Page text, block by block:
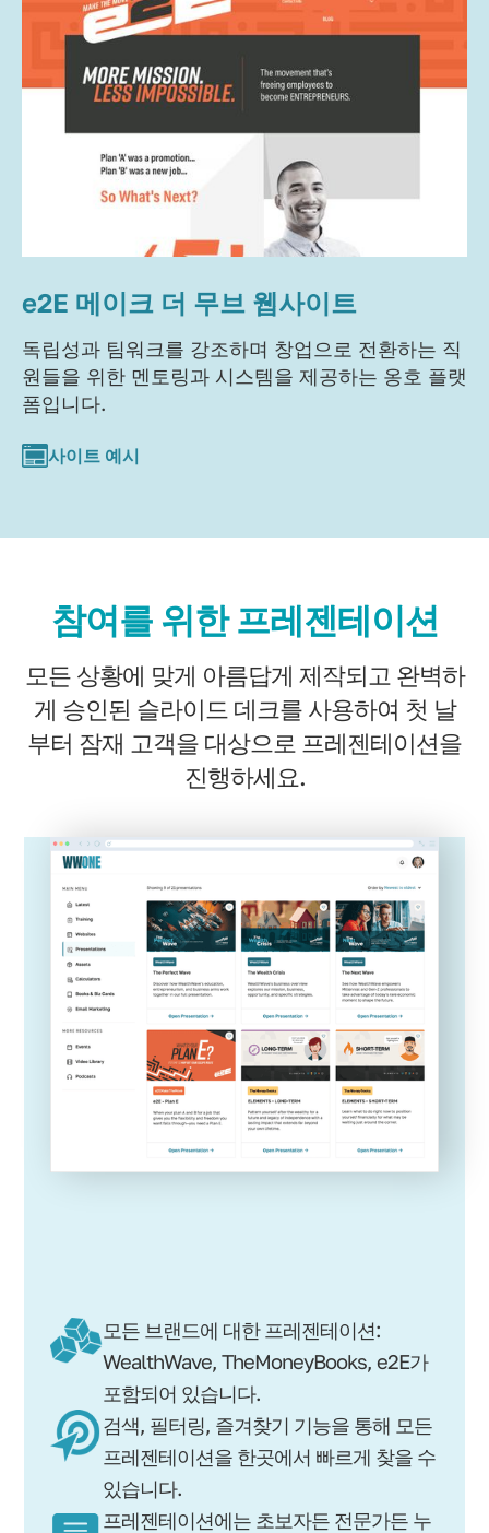
e2E 메이크 더 무브 웹사이트
독립성과 팀워크를 강조하며 창업으로 전환하는 직
원들을 위한 멘토링과 시스템을 제공하는 옹호 플랫
폼입니다.
사이트 예시
참여를 위한 프레젠테이션
모든 상황에 맞게 아름답게 제작되고 완벽하
게 승인된 슬라이드 데크를 사용하여 첫 날
부터 잠재 고객을 대상으로 프레젠테이션을
진행하세요.
모든 브랜드에 대한 프레젠테이션:
WealthWave, TheMoneyBooks, e2E가
포함되어 있습니다.
검색, 필터링, 즐겨찾기 기능을 통해 모든
프레젠테이션을 한곳에서 빠르게 찾을 수
있습니다.
프레젠테이션에는 초보자든 전문가든 누